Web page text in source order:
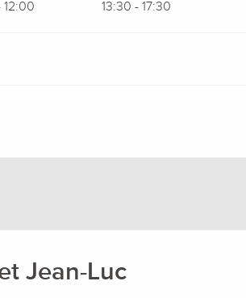
13:30 - 17:30
Jean-Luc